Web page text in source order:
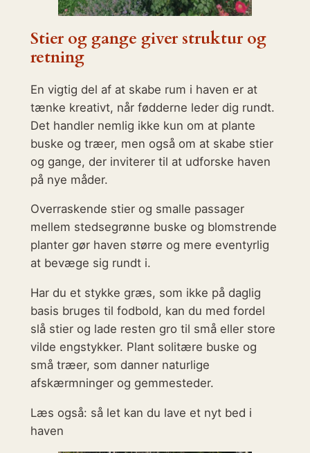
Stier og gange giver struktur og
retning
En vigtig del af at skabe rum i haven er at
tænke kreativt, når fødderne leder dig rundt.
Det handler nemlig ikke kun om at plante
buske og træer, men også om at skabe stier
og gange, der inviterer til at udforske haven
på nye måder.
Overraskende stier og smalle passager
mellem stedsegrønne buske og blomstrende
planter gør haven større og mere eventyrlig
at bevæge sig rundt i.
Har du et stykke græs, som ikke på daglig
basis bruges til fodbold, kan du med fordel
slå stier og lade resten gro til små eller store
vilde engstykker. Plant solitære buske og
små træer, som danner naturlige
afskærmninger og gemmesteder.
Læs også: så let kan du lave et nyt bed i
haven